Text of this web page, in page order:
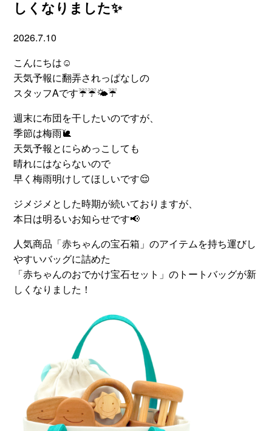
しくなりました✨
2026.7.10
こんにちは☺
天気予報に翻弄されっぱなしの
スタッフAです☔☔🌤☔
週末に布団を干したいのですが、
季節は梅雨🐌
天気予報とにらめっこしても
晴れにはならないので
早く梅雨明けしてほしいです😌
ジメジメとした時期が続いておりますが、
本日は明るいお知らせです📢
人気商品「赤ちゃんの宝石箱」のアイテムを持ち運びし
やすいバッグに詰めた
「赤ちゃんのおでかけ宝石セット」のトートバッグが新
しくなりました！